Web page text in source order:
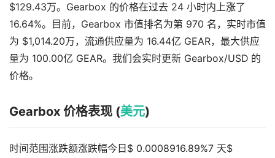
$129.43万。Gearbox 的价格在过去 24 小时内上涨了
16.64%。目前，Gearbox 市值排名为第 970 名，实时市值
为 $1,014.20万，流通供应量为 16.44亿 GEAR，最大供应
量为 100.00亿 GEAR。我们会实时更新 Gearbox/USD 的
价格。
Gearbox 价格表现 (美元)
时间范围涨跌额涨跌幅今日$ 0.0008916.89%7 天$